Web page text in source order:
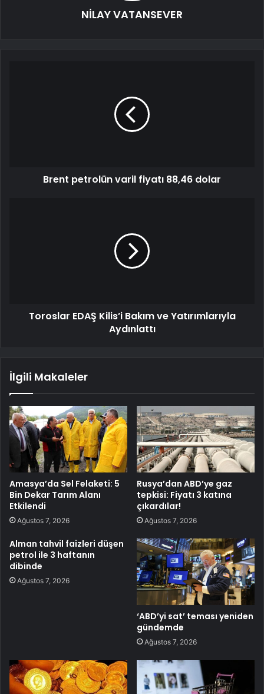
NİLAY VATANSEVER
Brent petrolün varil fiyatı 88,46 dolar
Toroslar EDAŞ Kilis’i Bakım ve Yatırımlarıyla
Aydınlattı
İlgili Makaleler
Amasya’da Sel Felaketi: 5
Bin Dekar Tarım Alanı
Etkilendi
Ağustos 7, 2026
Rusya’dan ABD’ye gaz
tepkisi: Fiyatı 3 katına
çıkardılar!
Ağustos 7, 2026
Alman tahvil faizleri düşen
petrol ile 3 haftanın
dibinde
Ağustos 7, 2026
‘ABD’yi sat’ teması yeniden
gündemde
Ağustos 7, 2026